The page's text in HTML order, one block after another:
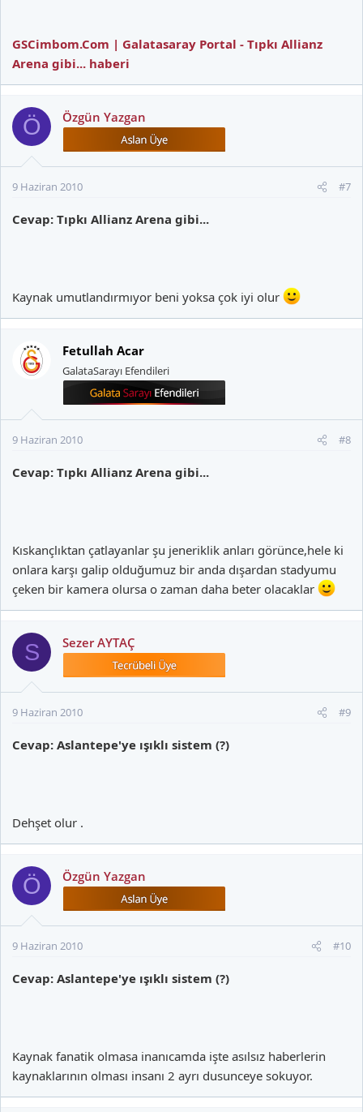
GSCimbom.Com | Galatasaray Portal - Tıpkı Allianz
Arena gibi... haberi
Ö Özgün Yazgan
9 Haziran 2010 #7
Cevap: Tıpkı Allianz Arena gibi...
Kaynak umutlandırmıyor beni yoksa çok iyi olur
Fetullah Acar
GalataSarayı Efendileri
9 Haziran 2010 #8
Cevap: Tıpkı Allianz Arena gibi...
Kıskançlıktan çatlayanlar şu jeneriklik anları görünce,hele ki
onlara karşı galip olduğumuz bir anda dışardan stadyumu
çeken bir kamera olursa o zaman daha beter olacaklar
S Sezer AYTAÇ
9 Haziran 2010 #9
Cevap: Aslantepe'ye ışıklı sistem (?)
Dehşet olur .
Ö Özgün Yazgan
9 Haziran 2010 #10
Cevap: Aslantepe'ye ışıklı sistem (?)
Kaynak fanatik olmasa inanıcamda işte asılsız haberlerin
kaynaklarının olması insanı 2 ayrı dusunceye sokuyor.